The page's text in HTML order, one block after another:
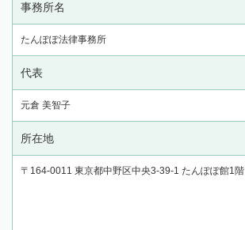
事務所名
たんぽぽ法律事務所
代表
元倉 美智子
所在地
〒164-0011 東京都中野区中央3-39-1 たんぽぽ館1階